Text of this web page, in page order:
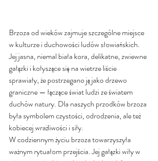
Brzoza od wieków zajmuje szczególne miejsce
w kulturze i duchowości ludów słowiańskich.
Jej jasna, niemal biała kora, delikatne, zwiewne
gałązki i kołyszące się na wietrze liście
sprawiały, że postrzegano ją jako drzewo
graniczne — łączące świat ludzi ze światem
duchów natury. Dla naszych przodków brzoza
była symbolem czystości, odrodzenia, ale też
kobiecej wrażliwości i siły.
W codziennym życiu brzoza towarzyszyła
ważnym rytuałom przejścia. Jej gałązki wiły w